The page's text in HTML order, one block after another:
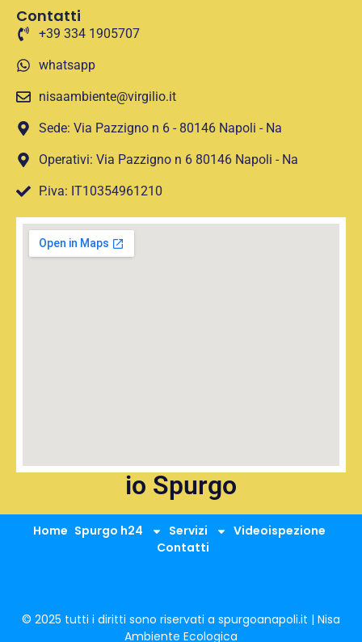
Contatti
+39 334 1905707
whatsapp
nisaambiente@virgilio.it
Sede: Via Pazzigno n 6 - 80146 Napoli - Na
Operativi: Via Pazzigno n 6 80146 Napoli - Na
P.iva: IT10354961210
io Spurgo
Home Spurgo h24 Servizi
Videoispezione
Contatti
© 2025 tutti i diritti sono riservati a spurgoanapoli.it | Nisa
Ambiente Ecologica